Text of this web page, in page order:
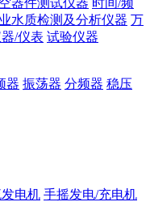
器件测试仪器 时间/频
水质检测及分析仪器 万
/仪表 试验仪器
器 振荡器 分频器 稳压
电机 手摇发电/充电机